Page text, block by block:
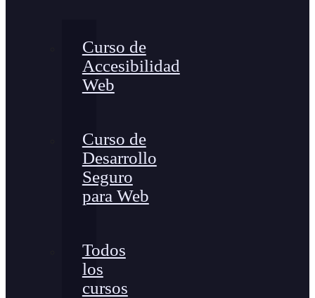
Curso de
Accesibilidad
Web
Curso de
Desarrollo
Seguro
para Web
Todos
los
cursos